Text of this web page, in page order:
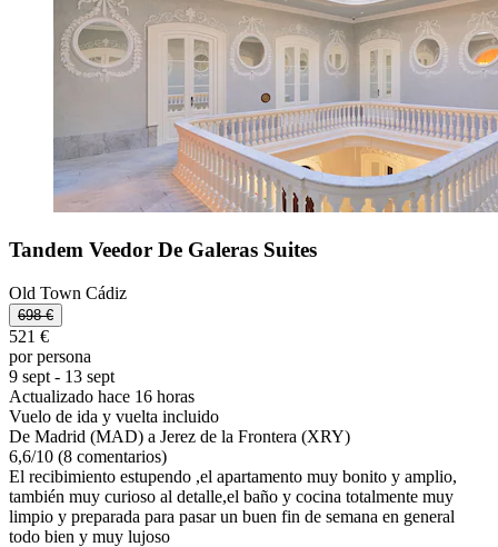
Tandem Veedor De Galeras Suites
Old Town Cádiz
698 €
521 €
por persona
9 sept - 13 sept
Actualizado hace 16 horas
Vuelo de ida y vuelta incluido
De Madrid (MAD) a Jerez de la Frontera (XRY)
6,6/10 (8 comentarios)
El recibimiento estupendo ,el apartamento muy bonito y amplio,
también muy curioso al detalle,el baño y cocina totalmente muy
limpio y preparada para pasar un buen fin de semana en general
todo bien y muy lujoso